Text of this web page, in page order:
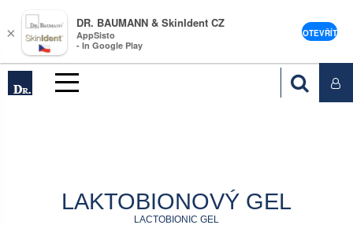
LAKTOBIONOVÝ GEL
LACTOBIONIC GEL
×
DR. BAUMANN & SkinIdent CZ
AppSisto
- In Google Play
OTEVŘÍT